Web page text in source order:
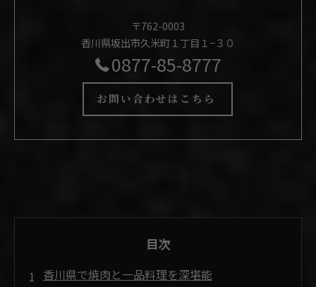
〒762-0003
香川県坂出市久米町１丁目１−３０
0877-85-8777
お問い合わせはこちら
目次
香川県で焼肉と一品料理を深堪能